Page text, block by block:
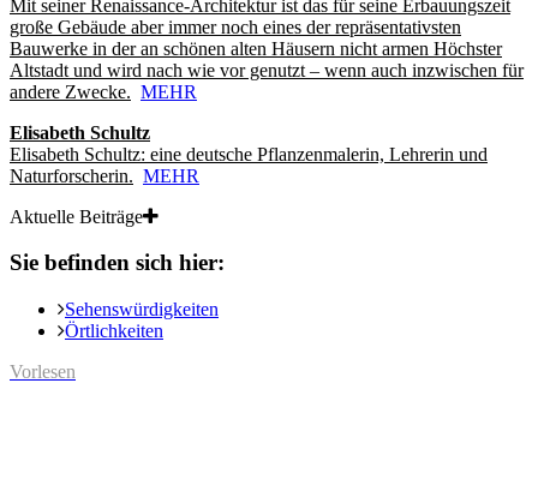
Mit seiner Renaissance-Architektur ist das für seine Erbauungszeit
große Gebäude aber immer noch eines der repräsentativsten
Bauwerke in der an schönen alten Häusern nicht armen Höchster
Altstadt und wird nach wie vor genutzt – wenn auch inzwischen für
andere Zwecke. MEHR
Elisabeth Schultz
Elisabeth Schultz: eine deutsche Pflanzenmalerin, Lehrerin und
Naturforscherin. MEHR
Aktuelle Beiträge
Sie befinden sich hier:
Sehenswürdigkeiten
Örtlichkeiten
Vorlesen